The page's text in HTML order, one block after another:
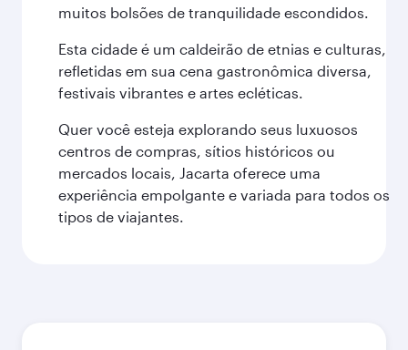
muitos bolsões de tranquilidade escondidos.
Esta cidade é um caldeirão de etnias e culturas,
refletidas em sua cena gastronômica diversa,
festivais vibrantes e artes ecléticas.
Quer você esteja explorando seus luxuosos
centros de compras, sítios históricos ou
mercados locais, Jacarta oferece uma
experiência empolgante e variada para todos os
tipos de viajantes.